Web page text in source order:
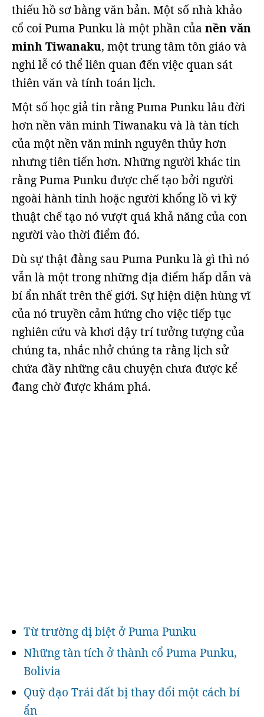
thiếu hồ sơ bằng văn bản. Một số nhà khảo
cổ coi Puma Punku là một phần của nền văn
minh Tiwanaku, một trung tâm tôn giáo và
nghi lễ có thể liên quan đến việc quan sát
thiên văn và tính toán lịch.
Một số học giả tin rằng Puma Punku lâu đời
hơn nền văn minh Tiwanaku và là tàn tích
của một nền văn minh nguyên thủy hơn
nhưng tiên tiến hơn. Những người khác tin
rằng Puma Punku được chế tạo bởi người
ngoài hành tinh hoặc người khổng lồ vì kỹ
thuật chế tạo nó vượt quá khả năng của con
người vào thời điểm đó.
Dù sự thật đằng sau Puma Punku là gì thì nó
vẫn là một trong những địa điểm hấp dẫn và
bí ẩn nhất trên thế giới. Sự hiện diện hùng vĩ
của nó truyền cảm hứng cho việc tiếp tục
nghiên cứu và khơi dậy trí tưởng tượng của
chúng ta, nhắc nhở chúng ta rằng lịch sử
chứa đầy những câu chuyện chưa được kể
đang chờ được khám phá.
Từ trường dị biệt ở Puma Punku
Những tàn tích ở thành cổ Puma Punku,
Bolivia
Quỹ đạo Trái đất bị thay đổi một cách bí
ẩn